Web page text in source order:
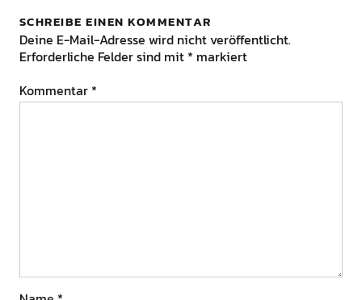
SCHREIBE EINEN KOMMENTAR
Deine E-Mail-Adresse wird nicht veröffentlicht.
Erforderliche Felder sind mit * markiert
Kommentar *